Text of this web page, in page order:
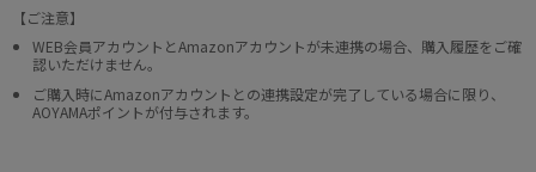
【ご注意】
WEB会員アカウントとAmazonアカウントが未連携の場合、購入履歴をご確
認いただけません。
ご購入時にAmazonアカウントとの連携設定が完了している場合に限り、
AOYAMAポイントが付与されます。